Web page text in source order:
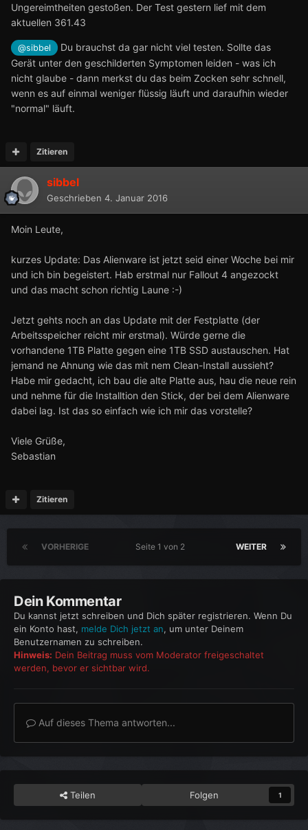
Ungereimtheiten gestoßen. Der Test gestern lief mit dem
aktuellen 361.43
@sibbel
Du brauchst da gar nicht viel testen. Sollte das
Gerät unter den geschilderten Symptomen leiden - was ich
nicht glaube - dann merkst du das beim Zocken sehr schnell,
wenn es auf einmal weniger flüssig läuft und daraufhin wieder
"normal" läuft.
Zitieren
sibbel
Geschrieben 4. Januar 2016
Moin Leute,
kurzes Update: Das Alienware ist jetzt seid einer Woche bei mir
und ich bin begeistert. Hab erstmal nur Fallout 4 angezockt
und das macht schon richtig Laune :-)
Jetzt gehts noch an das Update mit der Festplatte (der
Arbeitsspeicher reicht mir erstmal). Würde gerne die
vorhandene 1TB Platte gegen eine 1TB SSD austauschen. Hat
jemand ne Ahnung wie das mit nem Clean-Install aussieht?
Habe mir gedacht, ich bau die alte Platte aus, hau die neue rein
und nehme für die Installtion den Stick, der bei dem Alienware
dabei lag. Ist das so einfach wie ich mir das vorstelle?
Viele Grüße,
Sebastian
Zitieren
VORHERIGE WEITER
Seite 1 von 2
Dein Kommentar
Du kannst jetzt schreiben und Dich später registrieren. Wenn Du
ein Konto hast, melde Dich jetzt an, um unter Deinem
Benutzernamen zu schreiben.
Hinweis: Dein Beitrag muss vom Moderator freigeschaltet
werden, bevor er sichtbar wird.
Auf dieses Thema antworten...
Teilen Folgen 1